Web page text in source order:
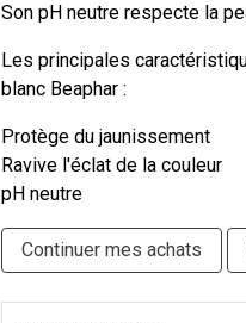
Son pH neutre respecte la
Les principales
blanc Beaphar :
Protège du jaunissement
Ravive l'éclat de la couleur
pH neutre
Continuer mes achats